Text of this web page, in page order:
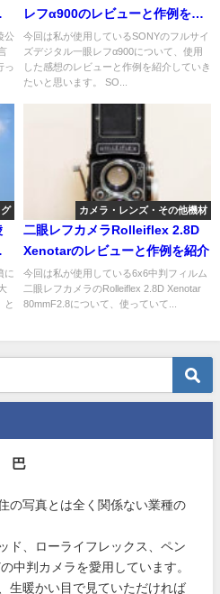
公
っ
レフα900のレビューと作例を紹
介
今回は私が使用しているSONYのフルサイ
ズデジタル一眼レフα900について、使用
した感想のレビューと作例を紹介していき
たいと思います。 SO...
に
と
カメラ・レンズ・その他機材
二眼レフカメラRolleiflex 2.8D
Xenotarのレビューと作例を紹介
今回は私が使用している6x6中判フィルム
二眼レフカメラのRolleiflex 2.8D Xenotar
80mmF2.8について、使っていて...
巴
の写真とは全く関係ない業種の
ド、ローライフレックス、ペン
中判カメラを愛用しています。
生暖かい目で見ていただければ